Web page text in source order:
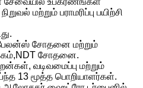
மற்றும் பராமரிப்பு பயிற்சி
பேலன்ஸ் சோதனை மற்றும்
சோதனை.
வடிவமைப்பு மற்றும்
13 மூத்த பொறியாளர்கள்.